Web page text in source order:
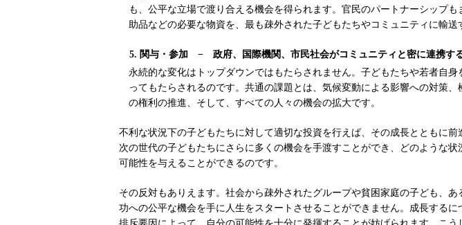
も、公平な立場で渡り合える機会を得られます。官民のパートナーシップ
助品などの必要な物資を、最も疎外された子どもたちやコミュニティに輸送
5. 関与・参加 − 政府、国際機関、市民社会がコミュニティと密に連携す
永続的な変化はトップダウンではもたらされません。子どもたちや若者自
ってもたらされるのです。共通の課題とは、気候変動による影響への対策
の権利の推進、そして、すべての人々の機会の拡大です。
不利な状況下の子どもたちに対して適切な投資を行えば、その成長とともに
次の世代の子どもたちにさらに多くの機会を手渡すことができ、どのような
可能性を与えることができるのです。
その反対もありえます。社会から疎外されたグループや貧困家庭の子ども、
功への公平な機会を手に人生をスタートさせることができません。成長する